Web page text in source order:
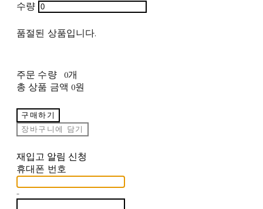
수량
품절된 상품입니다.
주문 수량
0개
총 상품 금액 0원
구매하기
장바구니에 담기
재입고 알림 신청
휴대폰 번호
-